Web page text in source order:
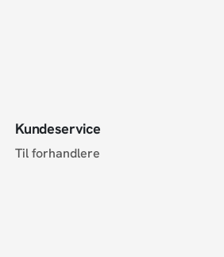
Kundeservice
Til forhandlere